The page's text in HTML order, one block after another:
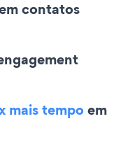
contatos
mais tempoem